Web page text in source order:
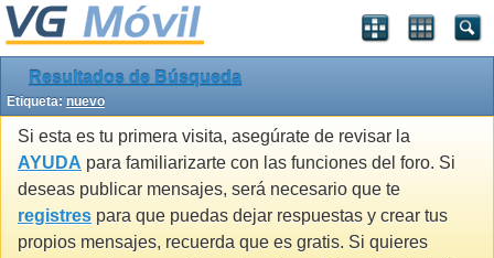
Resultados de Búsqueda
Etiqueta: nuevo
Si esta es tu primera visita, asegúrate de revisar la
AYUDA para familiarizarte con las funciones del foro. Si
deseas publicar mensajes, será necesario que te
registres para que puedas dejar respuestas y crear tus
propios mensajes, recuerda que es gratis. Si quieres